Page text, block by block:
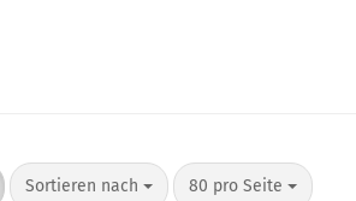
Sortieren nach 80 pro Seite